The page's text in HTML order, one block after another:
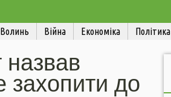
Волинь Війна Економіка Політика
назвав
захопити до